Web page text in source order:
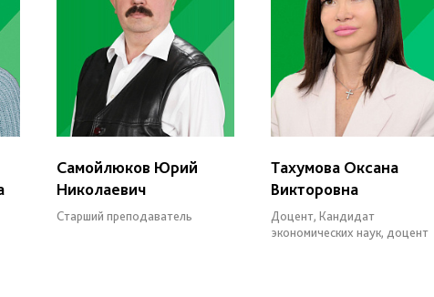
Самойлюков Юрий
Николаевич
Старший преподаватель
Тахумова Оксана
Викторовна
Доцент, Кандидат
экономических наук, доцент